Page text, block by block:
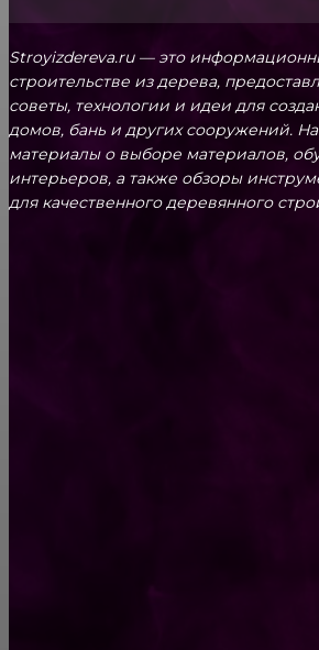
Stroyizdereva.ru — это
строительстве из дерева,
советы, технологии и идеи для
домов, бань и других сооружений.
материалы о выборе материалов,
интерьеров, а также обзоры
для качественного деревянного